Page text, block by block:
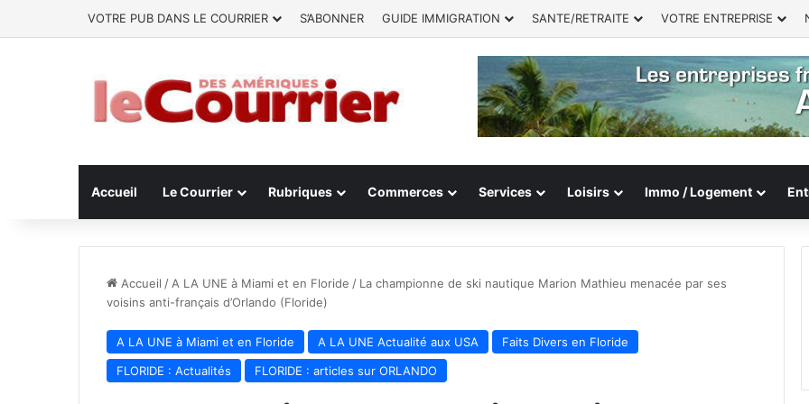
VOTRE PUB DANS LE COURRIER S’ABONNER GUIDE IMMIGRATION SANTE/RETRAITE VOTRE ENTREPRISE
Accueil Le Courrier Rubriques Commerces Services Loisirs Immo / Logement
Accueil / A LA UNE à Miami et en Floride / La championne de ski nautique Marion Mathieu menacée par ses
voisins anti-français d’Orlando (Floride)
A LA UNE à Miami et en Floride A LA UNE Actualité aux USA
Faits Divers en Floride
FLORIDE : Actualités
FLORIDE : articles sur ORLANDO